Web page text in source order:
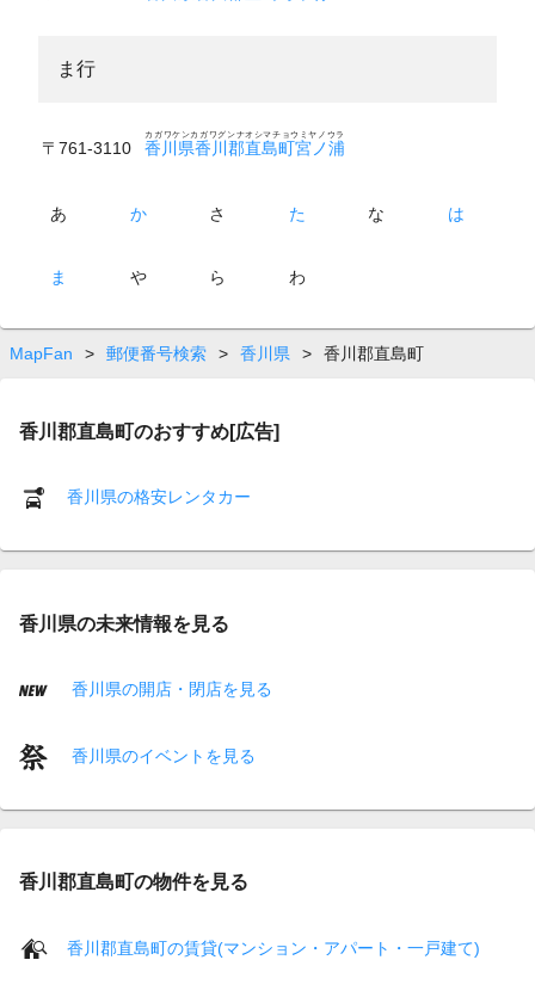
ま行
〒761-3110 香川県香川郡直島町宮ノ浦
カガワケンカガワグンナオシマチョウミヤノウラ
あ か さ た な は
ま や ら わ
MapFan > 郵便番号検索 > 香川県 > 香川郡直島町
香川郡直島町のおすすめ[広告]
香川県の格安レンタカー
香川県の未来情報を見る
香川県の開店・閉店を見る
香川県のイベントを見る
香川郡直島町の物件を見る
香川郡直島町の賃貸(マンション・アパート・一戸建て)